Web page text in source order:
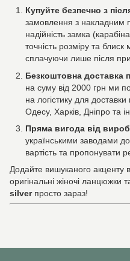
Купуйте безпечно з
замовлення з накладним
надійність замка
точність розміру та
сплачуючи лише після
Безкоштовна доставка
на суму від 2000 грн ми
на логістику для
Одесу, Харків, Дніпро та
Пряма вигода від
українськими заводами
вартість та пропонувати
Додайте вишуканого
оригінальні жіночі ланцюжки
silverпросто зараз!